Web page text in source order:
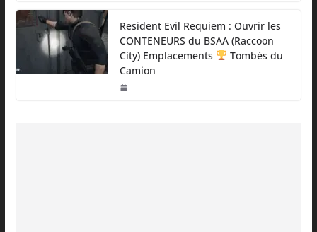
Resident Evil Requiem : Ouvrir les
CONTENEURS du BSAA (Raccoon
City) Emplacements
Tombés du
Camion